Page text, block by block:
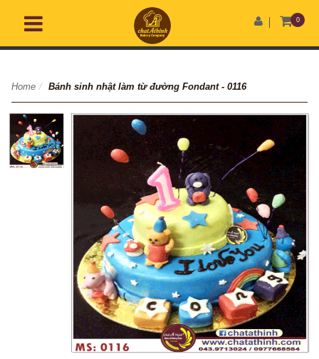
0
Home / Bánh sinh nhật làm từ đường Fondant - 0116